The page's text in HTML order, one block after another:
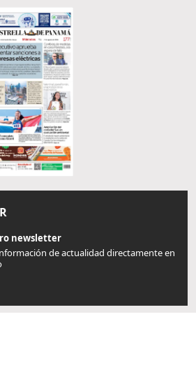
newsletter
de actualidad directamente en